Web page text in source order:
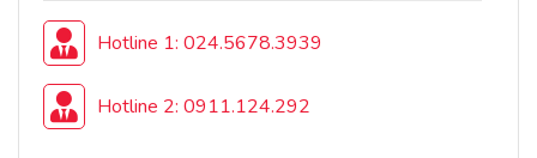
Hotline 1: 024.5678.3939
Hotline 2: 0911.124.292